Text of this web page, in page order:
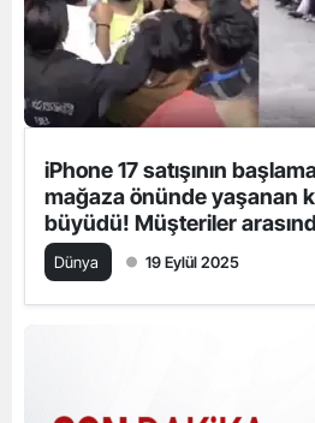
iPhone 17 satışının
mağaza önünde yaşanan
büyüdü! Müşteriler
sonucunda yumruklar
Dünya 19 Eylül 2025